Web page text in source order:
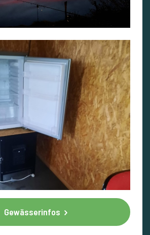
Gewässerinfos